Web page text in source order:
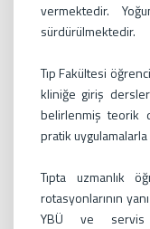
vermektedir.
sürdürülmektedir.
Tıp Fakültesi
kliniğe giriş
belirlenmiş teorik
pratik
Tıpta uzmanlık
rotasyonlarının
YBÜ ve servis